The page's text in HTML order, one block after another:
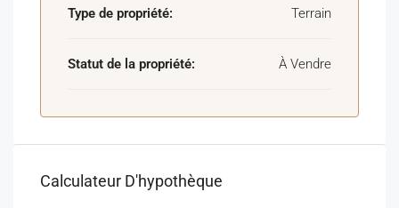
Type de propriété: Terrain
Statut de la propriété: À Vendre
Calculateur D'hypothèque